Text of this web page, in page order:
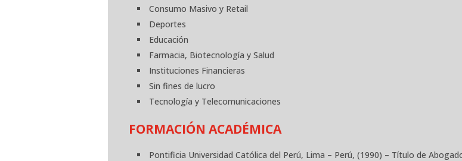
Consumo Masivo y Retail
Deportes
Educación
Farmacia, Biotecnología y Salud
Instituciones Financieras
Sin fines de lucro
Tecnología y Telecomunicaciones
FORMACIÓN ACADÉMICA
Pontificia Universidad Católica del Perú, Lima – Perú, (1990) – Título de